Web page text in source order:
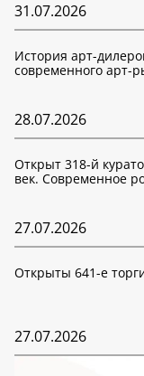
31.07.2026
История арт-
современного арт-
28.07.2026
Открыт 318-й
век. Современное
27.07.2026
Открыты 641-е
27.07.2026